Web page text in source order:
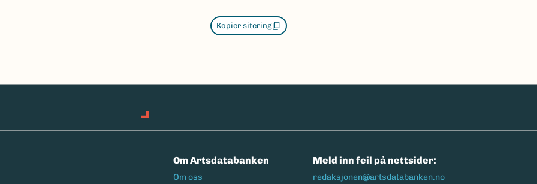
Kopier sitering
Om Artsdatabanken
Footermeny
Om oss
Meld inn feil på nettsider:
redaksjonen@artsdatabanken.no